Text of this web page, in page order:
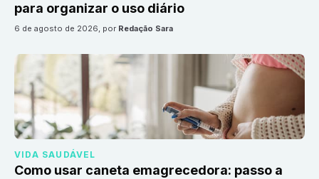
para organizar o uso diário
6 de agosto de 2026, por Redação Sara
VIDA SAUDÁVEL
Como usar caneta emagrecedora: passo a